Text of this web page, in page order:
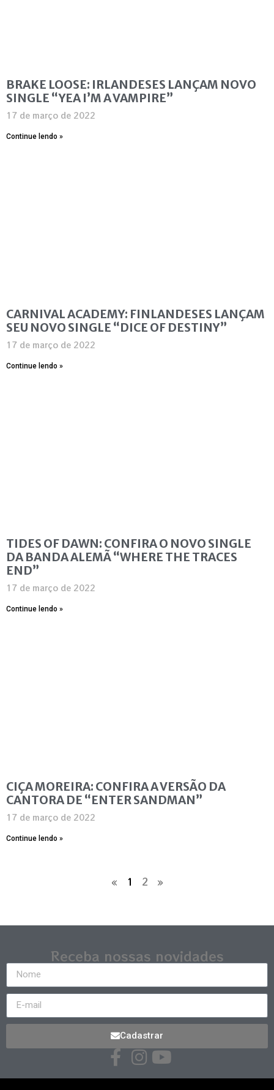
BRAKE LOOSE: IRLANDESES LANÇAM NOVO
SINGLE “YEA I’M A VAMPIRE”
17 de março de 2022
Continue lendo »
CARNIVAL ACADEMY: FINLANDESES LANÇAM
SEU NOVO SINGLE “DICE OF DESTINY”
17 de março de 2022
Continue lendo »
TIDES OF DAWN: CONFIRA O NOVO SINGLE
DA BANDA ALEMÃ “WHERE THE TRACES
END”
17 de março de 2022
Continue lendo »
CIÇA MOREIRA: CONFIRA A VERSÃO DA
CANTORA DE “ENTER SANDMAN”
17 de março de 2022
Continue lendo »
« 1 2 »
Receba nossas novidades
Cadastrar